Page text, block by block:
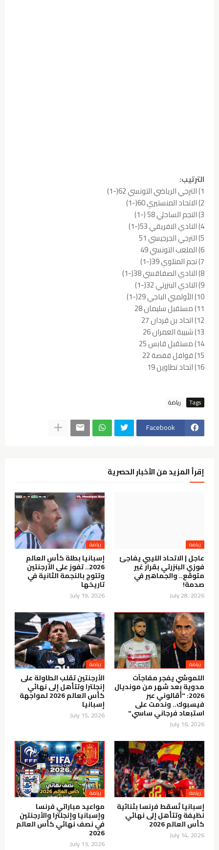
الترتيب:
1) الترجي الرياضي التونسي 62(-1)
2) الاتحاد المنستيري 60(-1)
3) النجم الساحلي 58 (-1)
4) النادي الافريقي 53(-1)
5) الترجي الجرجيسي 51
6) الملعب التونسي 49
7) نجم المتلوي 39(-1)
8) النادي الصفاقسي 38(-1)
9) النادي البنزرتي 32(-1)
10) الأولمبي الباجي 29(-1)
11) مستقبل سليمان 28
12) اتحاد بن قردان 27
13) شبيبة العمران 26
14) مستقبل قابس 25
15) قوافل قفصة 22
16) اتحاد تطاوين 19
Tags رياضة
Facebook
إقرأ المزيد من الأخبار الحصرية
رياضة
عاجل | الاتحاد الليبي يفاجئ
فوزي البنزرتي بقرار غير
متوقع.. والجماهير في
صدمة!
July 28, 2026
رياضة
إسبانيا بطلة كأس العالم
2026.. تفوز على الأرجنتين
وتتوج بالنجمة الثانية في
تاريخها
July 19, 2026
رياضة
اللموشي يفجر مفاجآت
مدوية بعد شهر من مونديال
2026: "أقالوني عبر
فيسبوك.. وندمت على
استبعاد فرجاني ساسي"
July 16, 2026
رياضة
الأرجنتين تقلب الطاولة على
إنجلترا وتتأهل إلى نهائي
كأس العالم 2026 لمواجهة
إسبانيا
July 15, 2026
رياضة
إسبانيا تُسقط فرنسا بثنائية
نظيفة وتتأهل إلى نهائي
كأس العالم 2026
July 14, 2026
رياضة
مواعيد مباراتي فرنسا
وإسبانيا وإنجلترا والأرجنتين
في نصف نهائي كأس العالم
2026
July 13, 2026